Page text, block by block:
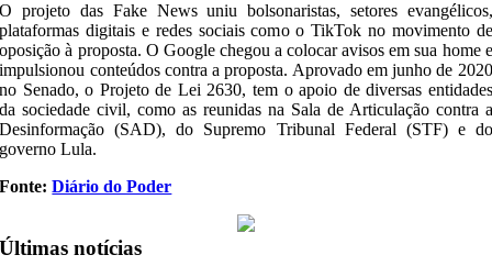
O projeto das Fake News uniu bolsonaristas, setores evangélicos,
plataformas digitais e redes sociais como o TikTok no movimento de
oposição à proposta. O Google chegou a colocar avisos em sua home e
impulsionou conteúdos contra a proposta. Aprovado em junho de 2020
no Senado, o Projeto de Lei 2630, tem o apoio de diversas entidades
da sociedade civil, como as reunidas na Sala de Articulação contra a
Desinformação (SAD), do Supremo Tribunal Federal (STF) e do
governo Lula.
Fonte:Diário do Poder
Últimas notícias